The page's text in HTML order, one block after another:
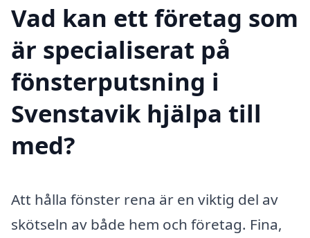
Vad kan ett företag som
är specialiserat på
fönsterputsning i
Svenstavik hjälpa till
med?
Att hålla fönster rena är en viktig del av
skötseln av både hem och företag. Fina,